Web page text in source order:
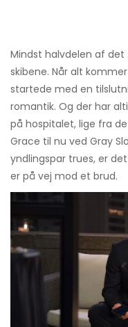
Mindst halvdelen af ​​det
skibene. Når alt
startede med en
romantik. Og der har
på hospitalet, lige fra
Grace til nu ved Gray
yndlingspar trues, er
er på vej mod et brud.